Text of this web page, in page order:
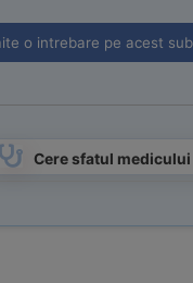
o intrebare pe acest
Cere sfatul medicului